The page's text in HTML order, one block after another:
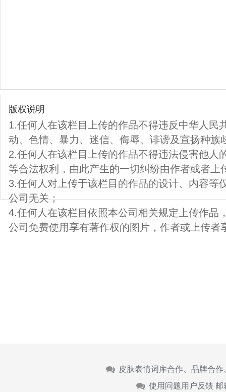
版权说明
1.任何人在该栏目上传的作品不得违反中华人民
动、色情、暴力、迷信、侮辱、诽谤及宣扬种族
2.任何人在该栏目上传的作品不得违法侵害他人
等合法权利，由此产生的一切纠纷由作者或者上
3.任何人对上传于该栏目的作品的设计、内容等
公司无关；
4.任何人在该栏目依照本公司相关规定上传作品
公司免费使用享有著作权的图片，作者或上传者
皮肤表情词库合作、品牌合
使用问题用户反馈 邮